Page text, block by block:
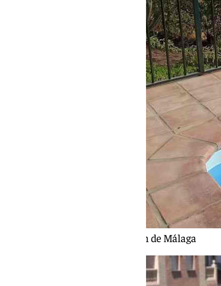
Un momento de la Maratón de Málaga